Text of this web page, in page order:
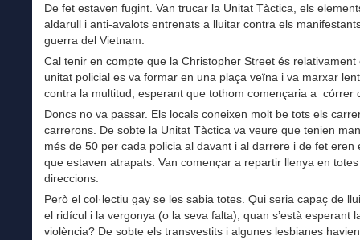
De fet estaven fugint. Van trucar la Unitat Tàctica, els
aldarull i anti-avalots entrenats a lluitar contra els
guerra del Vietnam.
Cal tenir en compte que la Christopher Street és relativament
unitat policial es va formar en una plaça veïna i va marxar
contra la multitud, esperant que tothom començaria a córrer
Doncs no va passar. Els locals coneixen molt be tots els
carrerons. De sobte la Unitat Tàctica va veure que tenien
més de 50 per cada policia al davant i al darrere i de fet eren
que estaven atrapats. Van començar a repartir llenya en totes
direccions.
Però el col·lectiu gay se les sabia totes. Qui seria capaç de
el ridícul i la vergonya (o la seva falta), quan s’està esperant
violència? De sobte els transvestits i algunes lesbianes